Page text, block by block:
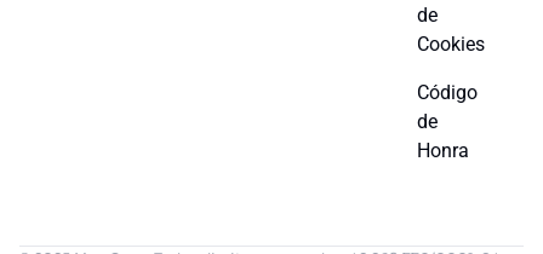
de
Cookies
Código
de
Honra